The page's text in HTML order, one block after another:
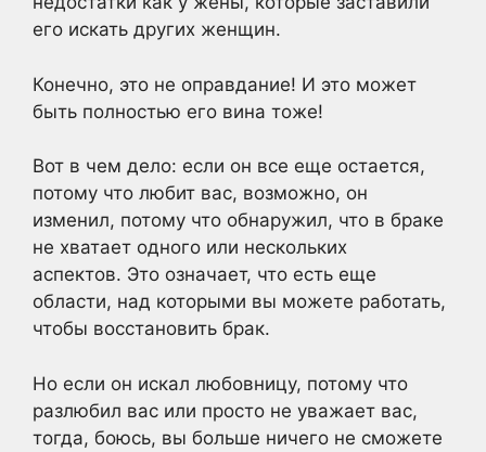
его искать других женщин.
Конечно, это не оправдание! И это может
быть полностью его вина тоже!
Вот в чем дело: если он все еще остается,
потому что любит вас, возможно, он
изменил, потому что обнаружил, что в браке
не хватает одного или нескольких
аспектов. Это означает, что есть еще
области, над которыми вы можете работать,
чтобы восстановить брак.
Но если он искал любовницу, потому что
разлюбил вас или просто не уважает вас,
тогда, боюсь, вы больше ничего не сможете